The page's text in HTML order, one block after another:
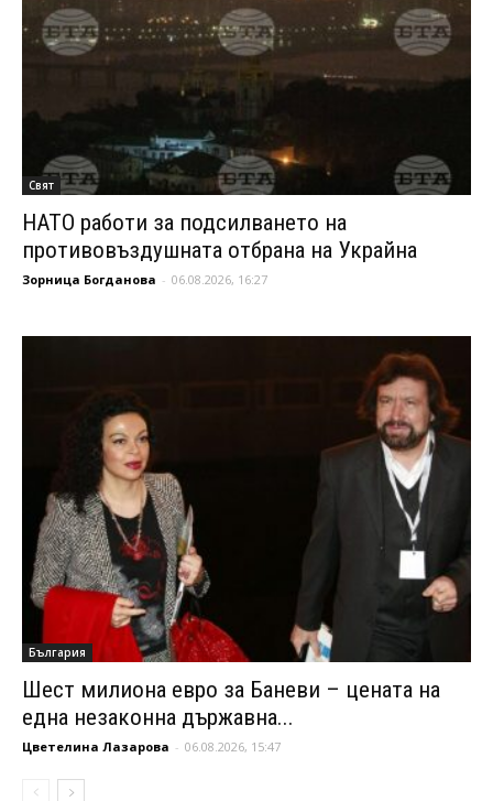
Свят
НАТО работи за подсилването на
противовъздушната отбрана на Украйна
Зорница Богданова - 06.08.2026, 16:27
България
Шест милиона евро за Баневи – цената на
една незаконна държавна...
Цветелина Лазарова - 06.08.2026, 15:47